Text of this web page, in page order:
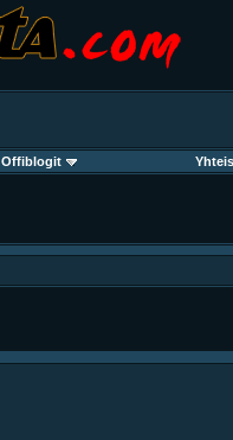
Offiblogit